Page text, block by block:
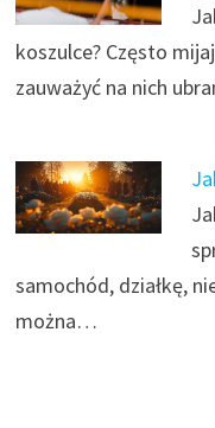
koszulce? Często
zauważyć na nich
samochód, działkę,
można…